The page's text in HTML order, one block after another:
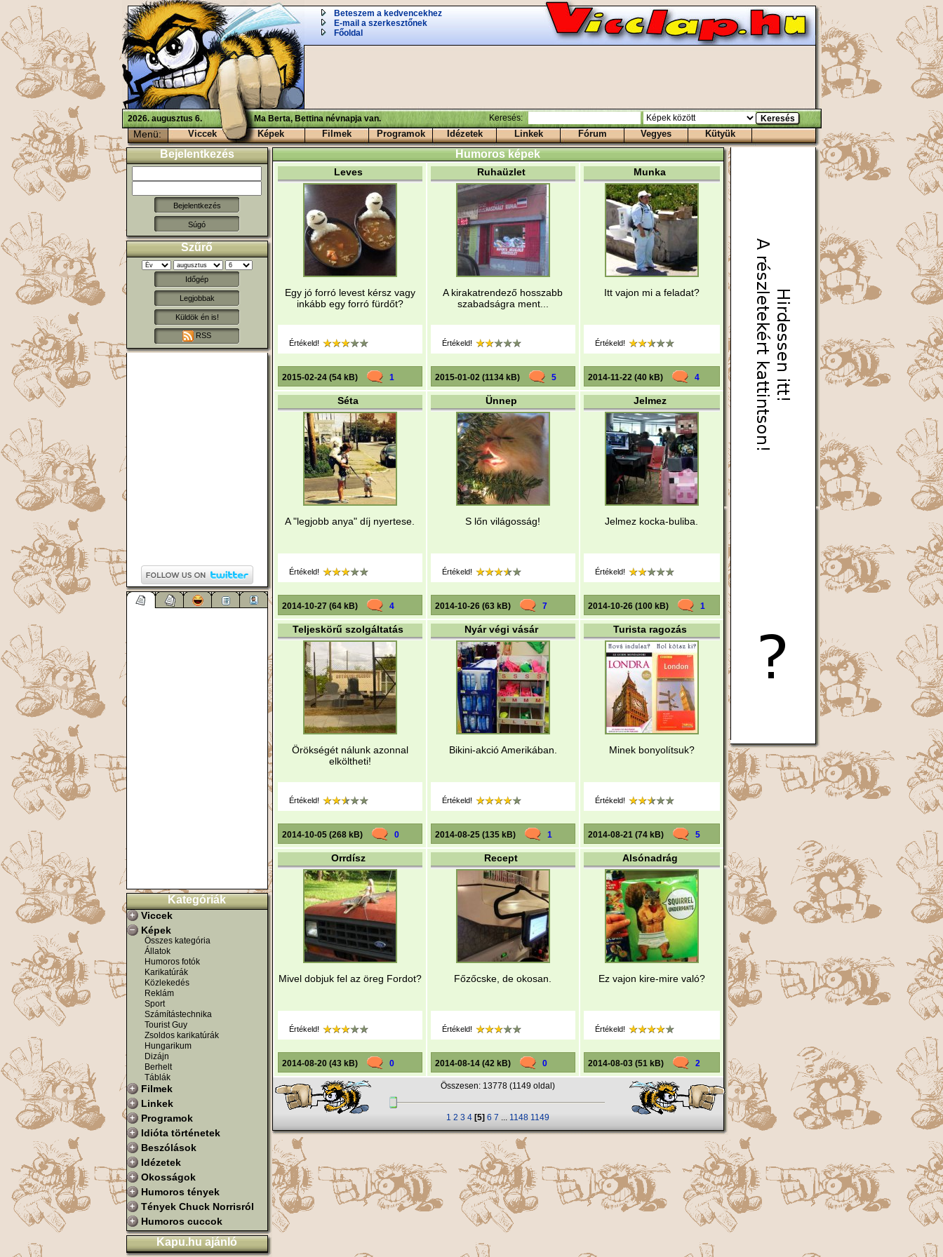
Beteszem a kedvencekhez
E-mail a szerkesztőnek
Főoldal
2026. augusztus 6. Ma Berta, Bettina névnapja van. Keresés:
Menü: Viccek Képek Filmek Programok Idézetek Linkek Fórum Vegyes Kütyük
Bejelentkezés
Súgó
Szűrő
Időgép
Legjobbak
Küldök én is!
RSS
Kategóriák
Viccek
Képek
Összes kategória
Állatok
Humoros fotók
Karikatúrák
Közlekedés
Reklám
Sport
Számítástechnika
Tourist Guy
Zsoldos karikatúrák
Hungarikum
Dizájn
Berhelt
Táblák
Filmek
Linkek
Programok
Idióta történetek
Beszólások
Idézetek
Okosságok
Humoros tények
Tények Chuck Norrisról
Humoros cuccok
Kapu.hu ajánló
Humoros képek
Leves
Egy jó forró levest kérsz vagy
inkább egy forró fürdőt?
Értékeld!
2015-02-24 (54 kB) 1
Ruhaüzlet
A kirakatrendező hosszabb
szabadságra ment...
Értékeld!
2015-01-02 (1134 kB) 5
Munka
Itt vajon mi a feladat?
Értékeld!
2014-11-22 (40 kB) 4
Séta
A "legjobb anya" díj nyertese.
Értékeld!
2014-10-27 (64 kB) 4
Ünnep
S lőn világosság!
Értékeld!
2014-10-26 (63 kB) 7
Jelmez
Jelmez kocka-buliba.
Értékeld!
2014-10-26 (100 kB) 1
Teljeskörű szolgáltatás
Örökségét nálunk azonnal
elköltheti!
Értékeld!
2014-10-05 (268 kB) 0
Nyár végi vásár
Bikini-akció Amerikában.
Értékeld!
2014-08-25 (135 kB) 1
Turista ragozás
Minek bonyolítsuk?
Értékeld!
2014-08-21 (74 kB) 5
Orrdísz
Mivel dobjuk fel az öreg Fordot?
Értékeld!
2014-08-20 (43 kB) 0
Recept
Főzőcske, de okosan.
Értékeld!
2014-08-14 (42 kB) 0
Alsónadrág
Ez vajon kire-mire való?
Értékeld!
2014-08-03 (51 kB) 2
Összesen: 13778 (1149 oldal)
1 2 3 4 [5] 6 7 ... 1148 1149